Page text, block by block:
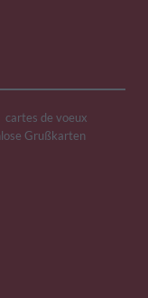
cartes de voeux
Grußkarten